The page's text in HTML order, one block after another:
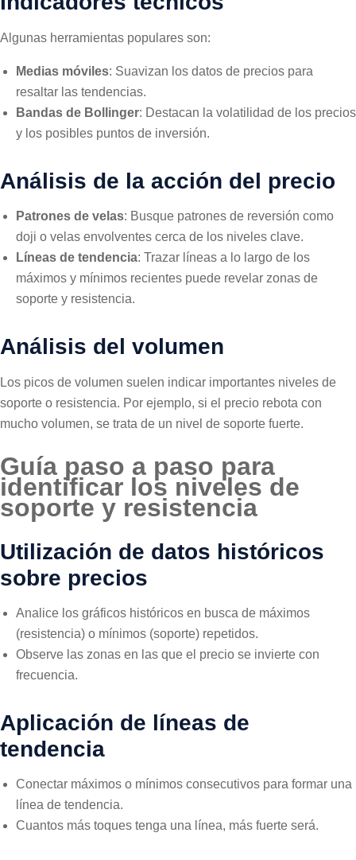
Algunas herramientas populares son:
Medias móviles: Suavizan los datos de precios para
resaltar las tendencias.
Bandas de Bollinger: Destacan la volatilidad de los precios
y los posibles puntos de inversión.
Análisis de la acción del precio
Patrones de velas: Busque patrones de reversión como
doji o velas envolventes cerca de los niveles clave.
Líneas de tendencia: Trazar líneas a lo largo de los
máximos y mínimos recientes puede revelar zonas de
soporte y resistencia.
Análisis del volumen
Los picos de volumen suelen indicar importantes niveles de
soporte o resistencia. Por ejemplo, si el precio rebota con
mucho volumen, se trata de un nivel de soporte fuerte.
Guía paso a paso para
identificar los niveles de
soporte y resistencia
Utilización de datos históricos
sobre precios
Analice los gráficos históricos en busca de máximos
(resistencia) o mínimos (soporte) repetidos.
Observe las zonas en las que el precio se invierte con
frecuencia.
Aplicación de líneas de
tendencia
Conectar máximos o mínimos consecutivos para formar una
línea de tendencia.
Cuantos más toques tenga una línea, más fuerte será.